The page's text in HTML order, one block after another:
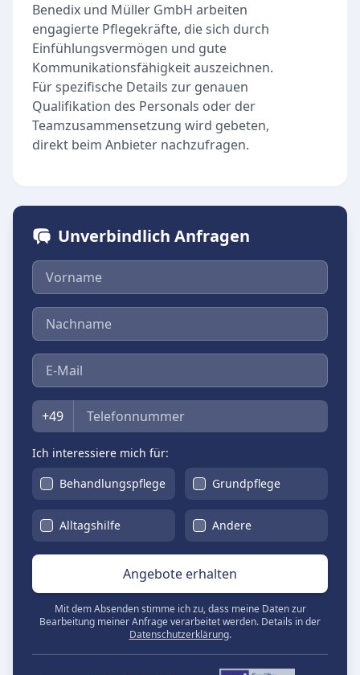
Benedix und Müller GmbH arbeiten
engagierte Pflegekräfte, die sich durch
Einfühlungsvermögen und gute
Kommunikationsfähigkeit auszeichnen.
Für spezifische Details zur genauen
Qualifikation des Personals oder der
Teamzusammensetzung wird gebeten,
direkt beim Anbieter nachzufragen.
Unverbindlich Anfragen
Vorname
Nachname
E-Mail
Telefon
+49
Ich interessiere mich für:
Behandlungspflege
Grundpflege
Alltagshilfe Andere
Angebote erhalten
Mit dem Absenden stimme ich zu, dass meine Daten zur
Bearbeitung meiner Anfrage verarbeitet werden. Details in der
Datenschutzerklärung.